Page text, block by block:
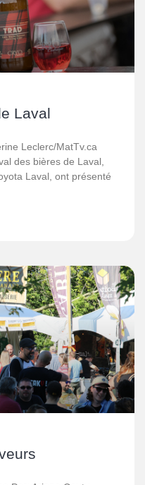
Laval
Leclerc/MatTv.ca
des bières de Laval,
Laval, ont présenté